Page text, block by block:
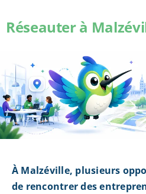
Réseauter à
À Malzéville, plusieurs
de rencontrer des